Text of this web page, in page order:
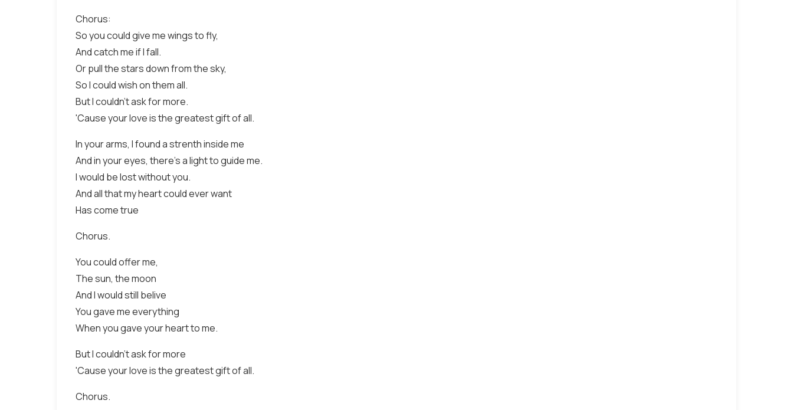
Chorus:
So you could give me wings to fly,
And catch me if I fall.
Or pull the stars down from the sky,
So I could wish on them all.
But I couldn't ask for more.
'Cause your love is the greatest gift of all.
In your arms, I found a strenth inside me
And in your eyes, there's a light to guide me.
I would be lost without you.
And all that my heart could ever want
Has come true
Chorus.
You could offer me,
The sun, the moon
And I would still belive
You gave me everything
When you gave your heart to me.
But I couldn't ask for more
'Cause your love is the greatest gift of all.
Chorus.